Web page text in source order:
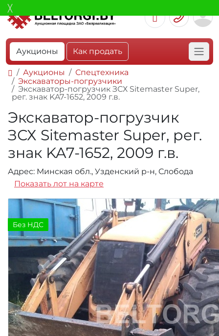
Аукционы Как продать
Аукционы
Спецтехника
Экскаваторы-погрузчики
Экскаватор-погрузчик ЗСХ Sitemaster Super,
рег. знак KA7-1652, 2009 г.в.
Экскаватор-погрузчик
ЗСХ Sitemaster Super, рег.
знак KA7-1652, 2009 г.в.
Адрес: Минская обл., Узденский р-н, Слобода
Показать лот на карте
Без НДС